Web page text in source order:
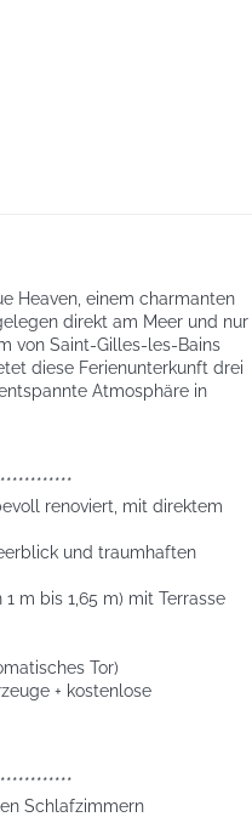
Heaven, einem charmanten
direkt am Meer und nur
von Saint-Gilles-les-Bains
diese Ferienunterkunft drei
Atmosphäre in
renoviert, mit direktem
und traumhaften
1 m bis 1,65 m) mit Terrasse
Tor)
+ kostenlose
Schlafzimmern